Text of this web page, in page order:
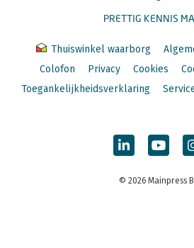
PRETTIG KENNIS
Thuiswinkel waarborg
Colofon
Privacy Cookies
Toegankelijkheidsverklaring
© 2026 Mainpress